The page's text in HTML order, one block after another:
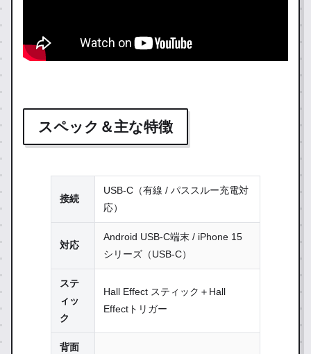
スペック＆主な特徴
接続
USB-C（有線 / パススルー充電対
応）
対応
Android USB-C端末 / iPhone 15
シリーズ（USB-C）
ステ
ィッ
ク
Hall Effect スティック＋Hall
Effectトリガー
背面